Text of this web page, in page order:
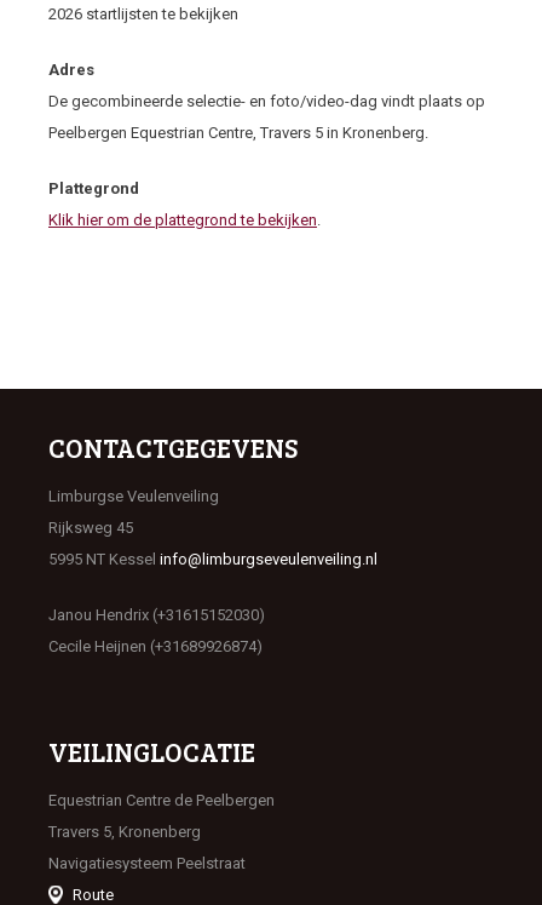
2026 startlijsten te bekijken
Adres
De gecombineerde selectie- en foto/video-dag vindt plaats op
Peelbergen Equestrian Centre, Travers 5 in Kronenberg.
Plattegrond
Klik hier om de plattegrond te bekijken.
CONTACTGEGEVENS
Limburgse Veulenveiling
Rijksweg 45
5995 NT Kessel info@limburgseveulenveiling.nl
Janou Hendrix (+31615152030)
Cecile Heijnen (+31689926874)
VEILINGLOCATIE
Equestrian Centre de Peelbergen
Travers 5, Kronenberg
Navigatiesysteem Peelstraat
Route